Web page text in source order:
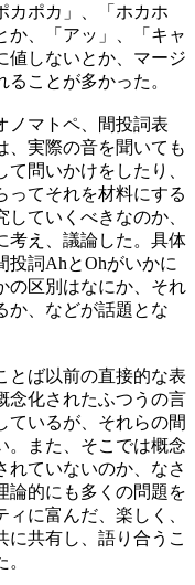
カポカ」、「ホカホ
か、「アッ」、「キャ
値しないとか、マージ
ことが多かった。
マトペ、間投詞表
、実際の音を聞いても
問いかけをしたり、
ってそれを材料にする
ていくべきなのか、
考え、議論した。具体
投詞AhとOhがいかに
の区別はなにか、それ
か、などが話題とな
ば以前の直接的な表
念化されたふつうの言
ているが、それらの間
。また、そこでは概念
れていないのか、なさ
論的にも多くの問題を
に富んだ、楽しく、
に共有し、語り合うこ